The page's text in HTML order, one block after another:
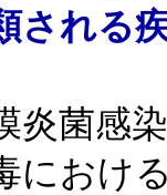
れる
炎菌感
におけ